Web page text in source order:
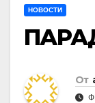
НОВОСТИ
От